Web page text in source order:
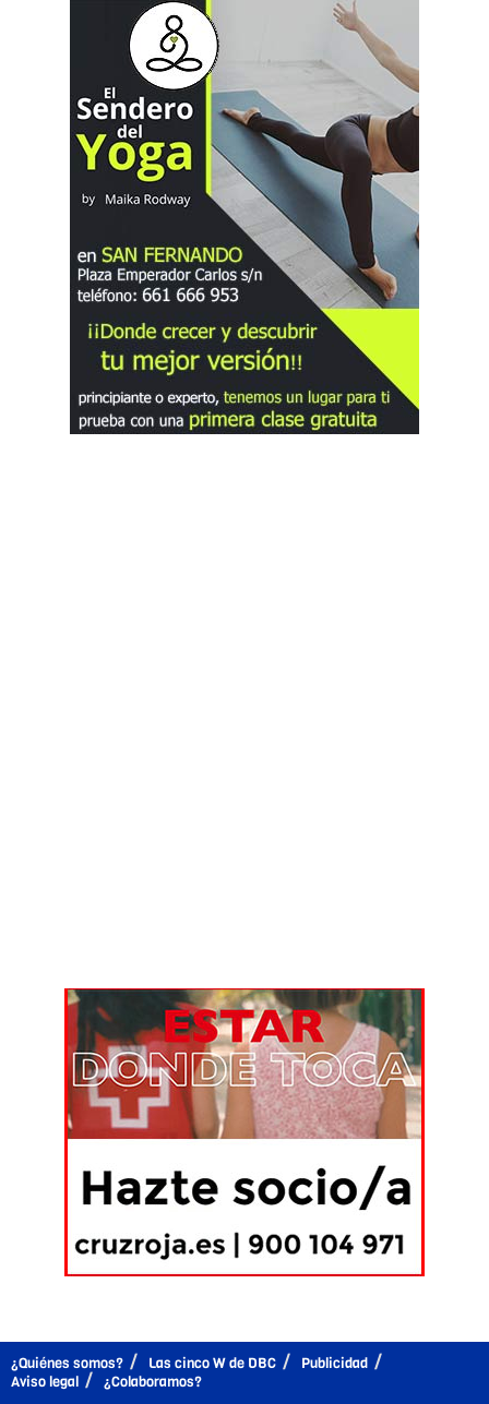
¿Quiénes somos? Las cinco W de DBC
Publicidad
Aviso legal
¿Colaboramos?